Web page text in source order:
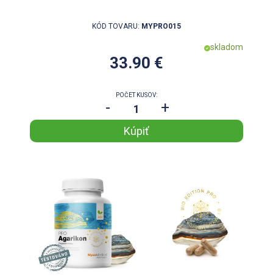
KÓD TOVARU: MYPRO015
skladom
33.90 €
POČET KUSOV:
- +